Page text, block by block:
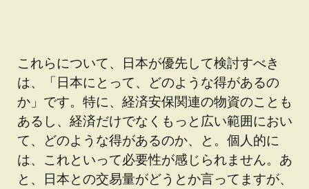
これらについて、日本が優先して検討すべき
は、「日本にとって、どのような得があるの
か」です。特に、経済安保関連の物資のことも
あるし、経済だけでなくもっと広い範囲におい
て、どのような得があるのか、と。個人的に
は、これといって必要性が感じられません。あ
と、日本との交易量がどうとか言ってますが、